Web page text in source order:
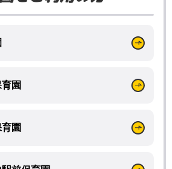
園
園